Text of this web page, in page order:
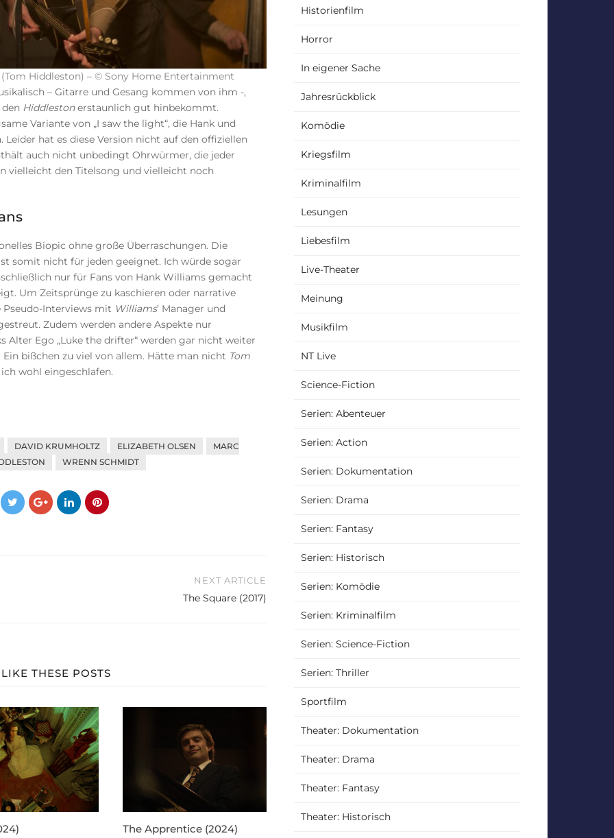
Hiddleston) – © Sony Home Entertainment
– Gitarre und Gesang kommen von ihm -,
Hiddlestonerstaunlich gut hinbekommt.
Variante von „I saw the light“, die Hank und
hat es diese Version nicht auf den offiziellen
auch nicht unbedingt Ohrwürmer, die jeder
vielleicht den Titelsong und vielleicht noch
Biopic ohne große Überraschungen. Die
somit nicht für jeden geeignet. Ich würde sogar
nur für Fans von Hank Williams gemacht
Um Zeitsprünge zu kaschieren oder narrative
Pseudo-Interviews mit Williams’ Manager und
Zudem werden andere Aspekte nur
Alter Ego „Luke the drifter“ werden gar nicht weiter
bißchen zu viel von allem. Hätte man nicht Tom
wohl eingeschlafen.
DAVID KRUMHOLTZ ELIZABETH OLSEN
MARC
WRENN SCHMIDT
NEXT ARTICLE
The Square (2017)
THESE POSTS
The Apprentice (2024)
Historienfilm
Horror
In eigener Sache
Jahresrückblick
Komödie
Kriegsfilm
Kriminalfilm
Lesungen
Liebesfilm
Live-Theater
Meinung
Musikfilm
NT Live
Science-Fiction
Serien: Abenteuer
Serien: Action
Serien: Dokumentation
Serien: Drama
Serien: Fantasy
Serien: Historisch
Serien: Komödie
Serien: Kriminalfilm
Serien: Science-Fiction
Serien: Thriller
Sportfilm
Theater: Dokumentation
Theater: Drama
Theater: Fantasy
Theater: Historisch